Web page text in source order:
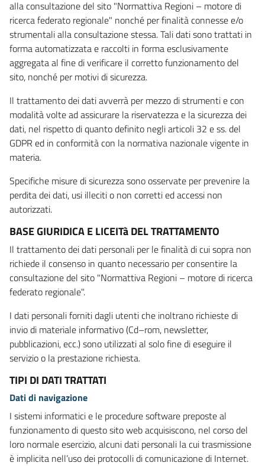
alla consultazione del sito "Normattiva Regioni – motore di
ricerca federato regionale" nonché per finalità connesse e/o
strumentali alla consultazione stessa. Tali dati sono trattati in
forma automatizzata e raccolti in forma esclusivamente
aggregata al fine di verificare il corretto funzionamento del
sito, nonché per motivi di sicurezza.
Il trattamento dei dati avverrà per mezzo di strumenti e con
modalità volte ad assicurare la riservatezza e la sicurezza dei
dati, nel rispetto di quanto definito negli articoli 32 e ss. del
GDPR ed in conformità con la normativa nazionale vigente in
materia.
Specifiche misure di sicurezza sono osservate per prevenire la
perdita dei dati, usi illeciti o non corretti ed accessi non
autorizzati.
BASE GIURIDICA E LICEITà DEL TRATTAMENTO
Il trattamento dei dati personali per le finalità di cui sopra non
richiede il consenso in quanto necessario per consentire la
consultazione del sito "Normattiva Regioni – motore di ricerca
federato regionale".
I dati personali forniti dagli utenti che inoltrano richieste di
invio di materiale informativo (Cd–rom, newsletter,
pubblicazioni, ecc.) sono utilizzati al solo fine di eseguire il
servizio o la prestazione richiesta.
TIPI DI DATI TRATTATI
Dati di navigazione
I sistemi informatici e le procedure software preposte al
funzionamento di questo sito web acquisiscono, nel corso del
loro normale esercizio, alcuni dati personali la cui trasmissione
è implicita nell’uso dei protocolli di comunicazione di Internet.